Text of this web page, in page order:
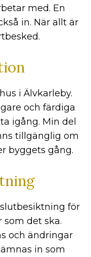
med. En
in. När allt är
i Älvkarleby.
och färdiga
igång. Min del
tillgänglig om
byggets gång.
för
det ska.
och ändringar
in som